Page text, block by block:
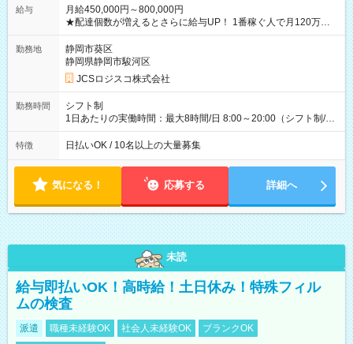
給与
月給450,000円～800,000円
★配達個数が増えるとさらに給与UP！ 1番稼ぐ人で月120万ほ
ど！ ・主要都市エリア 月収55万円／週5日稼働 月収65万~112
万円／週6日稼働 ・地方郊外エリア 月収40万円／週5日稼働 月
収40万円~50万円／週6日稼働 ＜モデルイメージ＞ ■月収50万
円 (27歳男性/江東区在住)※元建築関係 1日150個配達×25日勤務
(日休み) ■月収80万円(43歳男性/墨田区在住)※元営業 1日200個
勤務地
静岡市葵区
静岡県静岡市駿河区
JCSロジスコ株式会社
勤務時間
シフト制
1日あたりの実働時間：最大8時間/日 8:00～20:00（シフト制/実
働8時間） ※週5日勤務（場所次第では週4も有り） ※配達状況
によって時間外での勤務可能性有り ※案件により多少の前後あ
特徴 日払いOK / 10名以上の大量募集
気になる！ 応募する 詳細へ
未読
給与即払いOK！高時給！土日休み！特殊フィル
ムの検査
派遣 職種未経験OK 社会人未経験OK
ブランクOK